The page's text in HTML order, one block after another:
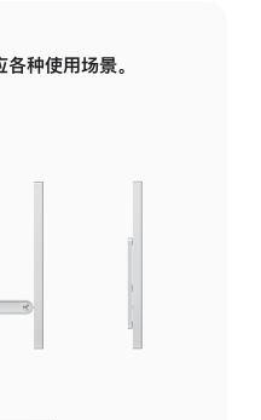
各种使用场景。